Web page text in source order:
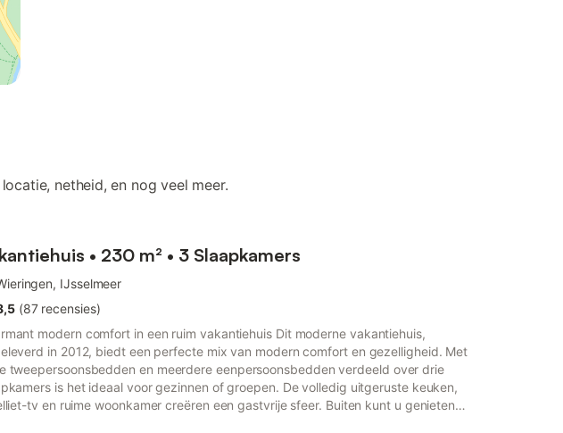
netheid, en nog veel meer.
• 230 m² • 3 Slaapkamers
IJsselmeer
(87 recensies)
modern comfort in een ruim vakantiehuis Dit moderne vakantiehuis,
in 2012, biedt een perfecte mix van modern comfort en gezelligheid. Met
tweepersoonsbedden en meerdere eenpersoonsbedden verdeeld over drie
is het ideaal voor gezinnen of groepen. De volledig uitgeruste keuken,
tv en ruime woonkamer creëren een gastvrije sfeer. Buiten kunt u genieten